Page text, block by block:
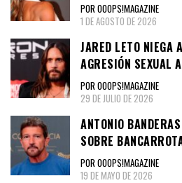
POR OOOPS!MAGAZINE
1 DE AGOSTO DE 2026
JARED LETO NIEGA
AGRESIÓN SEXUAL
POR OOOPS!MAGAZINE
29 DE JULIO DE 2026
ANTONIO
SOBRE
POR OOOPS!MAGAZINE
19 DE MAYO DE 2026